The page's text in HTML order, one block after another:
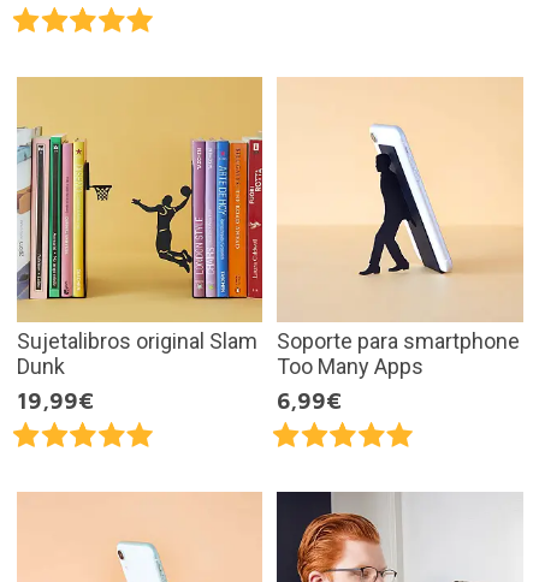
Sujetalibros original Slam
Dunk
19,99€
Soporte para smartphone
Too Many Apps
6,99€